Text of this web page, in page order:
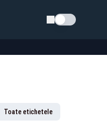
Schimba tema
Toate etichetele